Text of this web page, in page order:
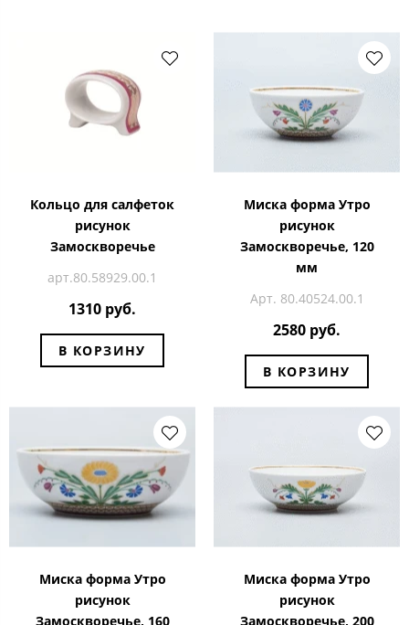
Кольцо для салфеток
рисунок
Замоскворечье
арт.80.58929.00.1
1310 руб.
В КОРЗИНУ
Миска форма Утро
рисунок
Замоскворечье, 120
мм
Арт. 80.40524.00.1
2580 руб.
В КОРЗИНУ
Миска форма Утро
рисунок
Замоскворечье, 160
Миска форма Утро
рисунок
Замоскворечье, 200